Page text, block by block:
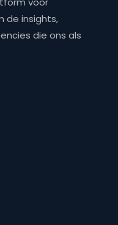
de insights,
die ons als